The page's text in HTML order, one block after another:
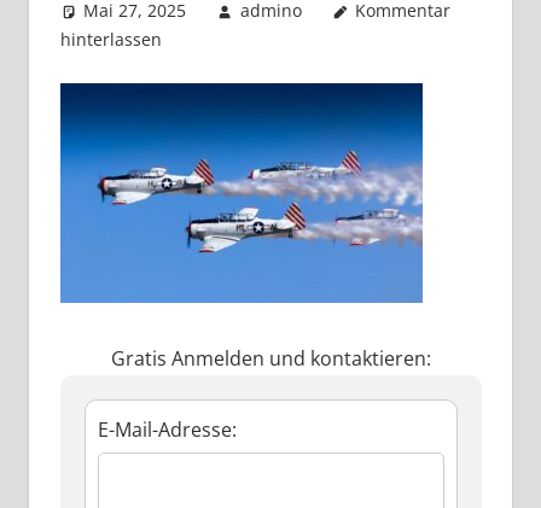
Mai 27, 2025 admino
Kommentar
hinterlassen
Gratis Anmelden und kontaktieren:
E-Mail-Adresse: